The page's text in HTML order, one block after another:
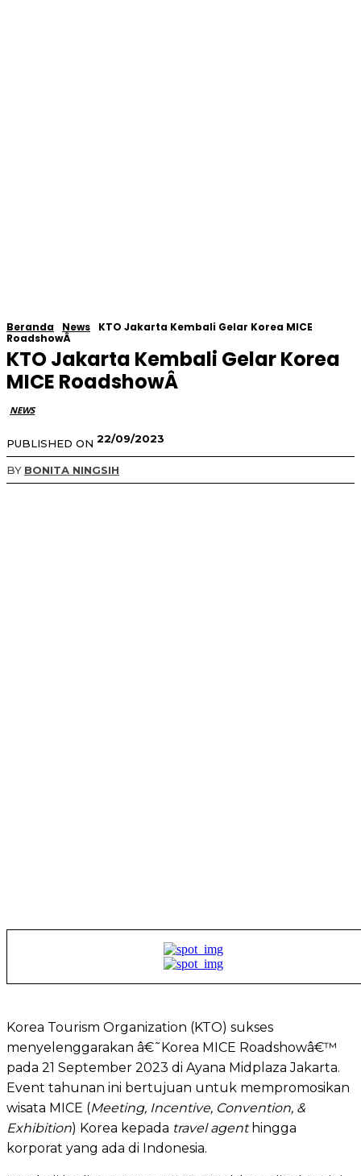
Beranda News
KTO Jakarta Kembali Gelar Korea MICE
RoadshowÂ
KTO Jakarta Kembali Gelar Korea
MICE RoadshowÂ
NEWS
PUBLISHED ON 22/09/2023
BY BONITA NINGSIH
Korea Tourism Organization (KTO) sukses
menyelenggarakan â€˜Korea MICE Roadshowâ€™
pada 21 September 2023 di Ayana Midplaza Jakarta.
Event tahunan ini bertujuan untuk mempromosikan
wisata MICE (Meeting, Incentive, Convention, &
Exhibition) Korea kepada travel agenthingga
korporat yang ada di Indonesia.